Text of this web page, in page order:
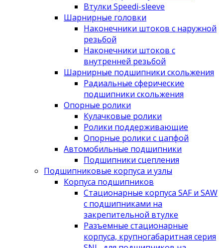
Втулки Speedi-sleeve
Шарнирные головки
Наконечники штоков с наружной
резьбой
Наконечники штоков с
внутренней резьбой
Шарнирные подшипники скольжения
Радиальные сферические
подшипники скольжения
Опорные ролики
Кулачковые ролики
Ролики поддерживающие
Опорные ролики с цапфой
Автомобильные подшипники
Подшипники сцепления
Подшипниковые корпуса и узлы
Корпуса подшипников
Стационарные корпуса SAF и SAW
с подшипниками на
закрепительной втулке
Разъемные стационарные
корпуса, крупногабаритная серия